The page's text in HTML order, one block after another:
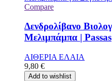
Compare
Δενδρολίβανο
Μελιμπάμπα | Passas
ΑΙΘΕΡΙΑ ΕΛΑΙΑ
9,80 €
Add to wishlist